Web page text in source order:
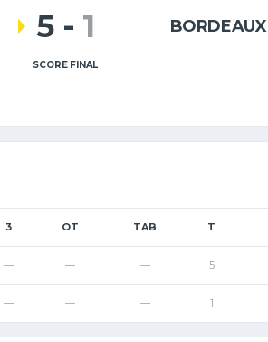
BORDEAUX
5 - 1
SCORE FINAL
3 OT TAB T
— — — 5
— — — 1